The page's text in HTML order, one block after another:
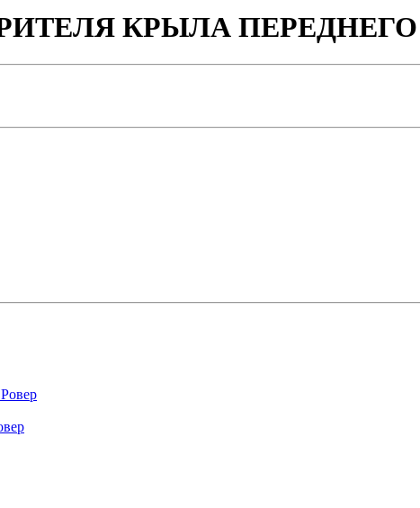
КРЫЛА ПЕРЕДНЕГО